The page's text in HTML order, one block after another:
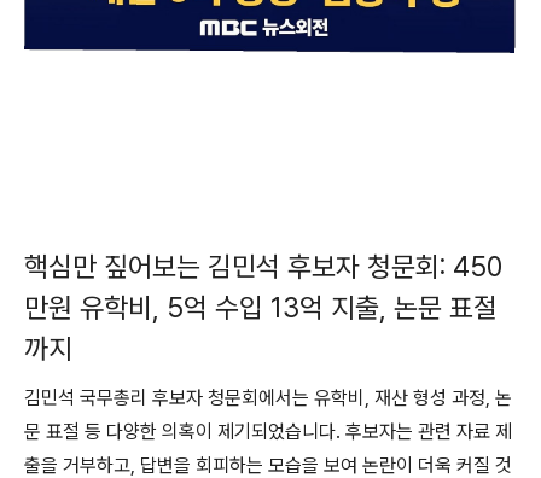
핵심만 짚어보는 김민석 후보자 청문회: 450
만원 유학비, 5억 수입 13억 지출, 논문 표절
까지
김민석 국무총리 후보자 청문회에서는 유학비, 재산 형성 과정, 논
문 표절 등 다양한 의혹이 제기되었습니다. 후보자는 관련 자료 제
출을 거부하고, 답변을 회피하는 모습을 보여 논란이 더욱 커질 것